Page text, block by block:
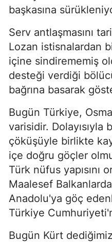
başkasına
Serv antlaşmasını
Lozan istisnalardan
içine sindirememiş
desteği verdiği
bağrına basarak
Bugün Türkiye,
varisidir. Dolayısıyla
çöküşüyle birlikte
içe doğru göçler
Türk nüfus yapısını
Maalesef
Anadolu'ya göç
Türkiye
Bugün Kürt